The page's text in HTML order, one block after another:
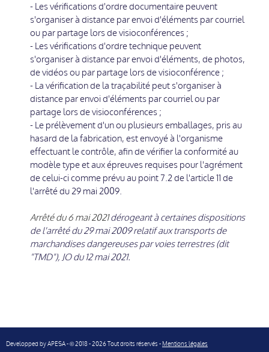
- Les vérifications d'ordre documentaire peuvent
s'organiser à distance par envoi d'éléments par courriel
ou par partage lors de visioconférences ;
- Les vérifications d'ordre technique peuvent
s'organiser à distance par envoi d'éléments, de photos,
de vidéos ou par partage lors de visioconférence ;
- La vérification de la traçabilité peut s'organiser à
distance par envoi d'éléments par courriel ou par
partage lors de visioconférences ;
- Le prélèvement d'un ou plusieurs emballages, pris au
hasard de la fabrication, est envoyé à l'organisme
effectuant le contrôle, afin de vérifier la conformité au
modèle type et aux épreuves requises pour l'agrément
de celui-ci comme prévu au point 7.2 de l'article 11 de
l'arrêté du 29 mai 2009.
Arrêté du 6 mai 2021dérogeant à certaines dispositions
de l'arrêté du 29 mai 2009 relatif aux transports de
marchandises dangereuses par voies terrestres (dit
"TMD"), JO du 12 mai 2021.
Developped byAPESA-©2018 - 2026 Tout droits réservés - Mentions légales